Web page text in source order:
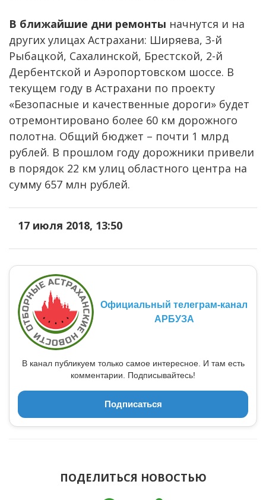
В ближайшие дни ремонты начнутся и на
других улицах Астрахани: Ширяева, 3-й
Рыбацкой, Сахалинской, Брестской, 2-й
Дербентской и Аэропортовском шоссе. В
текущем году в Астрахани по проекту
«Безопасные и качественные дороги» будет
отремонтировано более 60 км дорожного
полотна. Общий бюджет – почти 1 млрд
рублей. В прошлом году дорожники привели
в порядок 22 км улиц областного центра на
сумму 657 млн рублей.
17 июля 2018, 13:50
Официальный телеграм-канал
АРБУЗА
В канал публикуем только самое интересное. И там есть
комментарии. Подписывайтесь!
Подписаться
ПОДЕЛИТЬСЯ НОВОСТЬЮ